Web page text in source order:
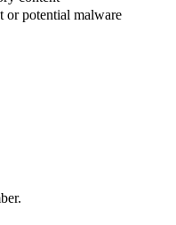
or potential malware